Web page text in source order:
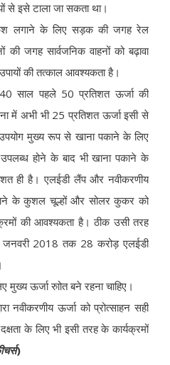
से इसे टाला जा सकता था।
लगाने के लिए सड़क की जगह रेल
की जगह सार्वजनिक वाहनों को बढ़ावा
उपायों की तत्काल आवश्यकता है।
40 साल पहले 50 प्रतिशत ऊर्जा की
में अभी भी 25 प्रतिशत ऊर्जा इसी से
मुख्य रूप से खाना पकाने के लिए
होने के बाद भी खाना पकाने के
ही है। एलईडी लैंप और नवीकरणीय
के कुशल चूल्हों और सोलर कुकर को
की आवश्यकता है। ठीक उसी तरह
2018 तक 28 करोड़ एलईडी
मुख्य ऊर्जा रुाोत बने रहना चाहिए।
नवीकरणीय ऊर्जा को प्रोत्साहन सही
के लिए भी इसी तरह के कार्यक्रमों
)